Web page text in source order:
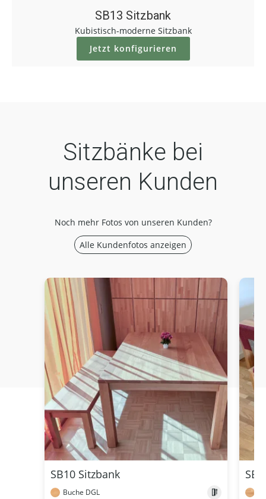
SB13 Sitzbank
Kubistisch-moderne Sitzbank
Jetzt konfigurieren
Sitzbänke bei
unseren Kunden
Noch mehr Fotos von unseren Kunden?
Alle Kundenfotos anzeigen
SB10 Sitzbank
Buche DGL